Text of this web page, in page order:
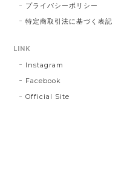
プライバシーポリシー
特定商取引法に基づく表記
LINK
Instagram
Facebook
Official Site